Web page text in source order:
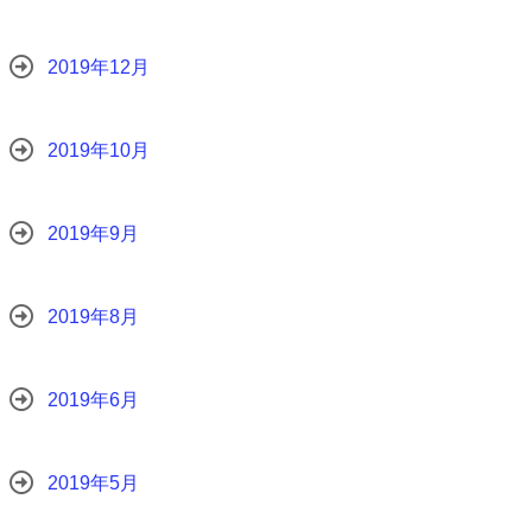
2019年12月
2019年10月
2019年9月
2019年8月
2019年6月
2019年5月